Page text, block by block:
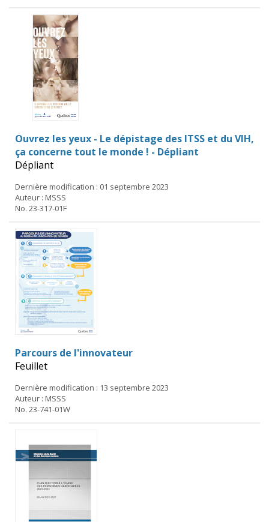
Ouvrez les yeux - Le dépistage des ITSS et du VIH,
ça concerne tout le monde ! - Dépliant
Dépliant
Dernière modification : 01 septembre 2023
Auteur : MSSS
No. 23-317-01F
Parcours de l'innovateur
Feuillet
Dernière modification : 13 septembre 2023
Auteur : MSSS
No. 23-741-01W